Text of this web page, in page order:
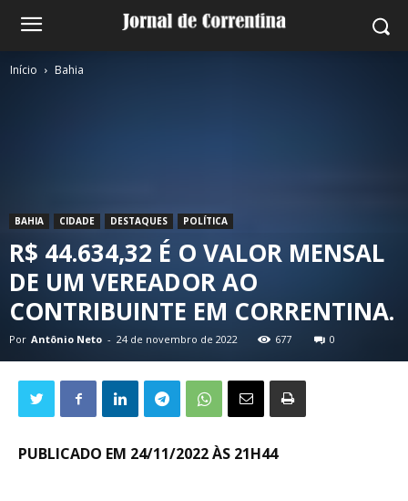
Início Bahia
BAHIA CIDADE DESTAQUES POLÍTICA
R$ 44.634,32 É O VALOR MENSAL
DE UM VEREADOR AO
CONTRIBUINTE EM CORRENTINA.
Por Antônio Neto - 24 de novembro de 2022 677 0
PUBLICADO EM 24/11/2022 ÀS 21H44